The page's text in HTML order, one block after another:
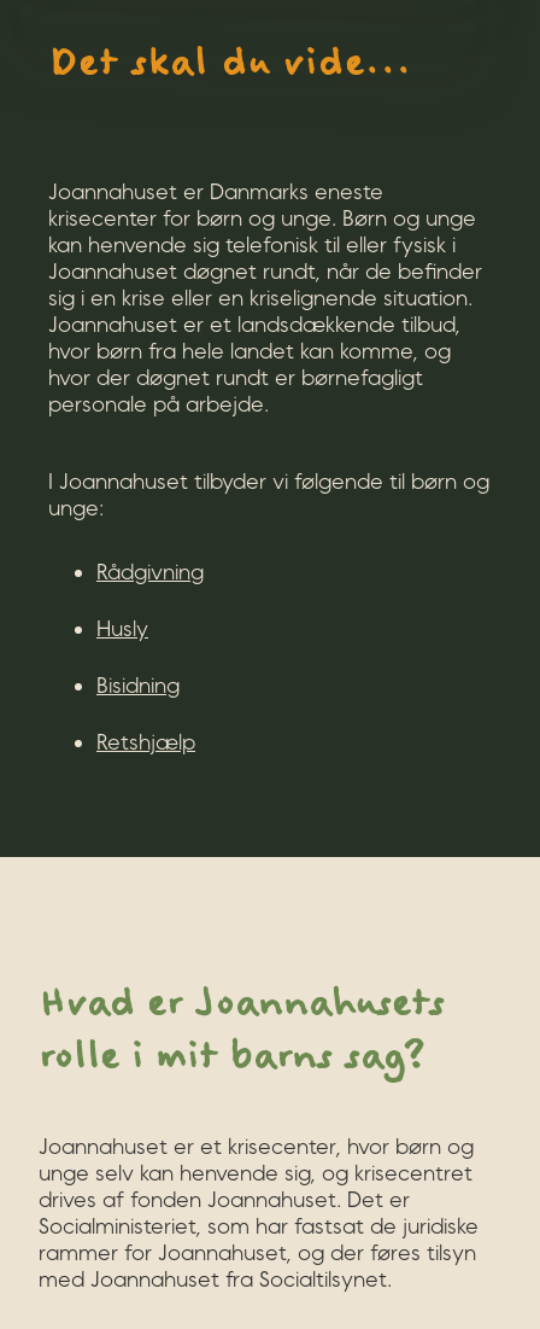
Det skal du vide...
Joannahuset er Danmarks eneste
krisecenter for børn og unge. Børn og unge
kan henvende sig telefonisk til eller fysisk i
Joannahuset døgnet rundt, når de befinder
sig i en krise eller en kriselignende situation.
Joannahuset er et landsdækkende tilbud,
hvor børn fra hele landet kan komme, og
hvor der døgnet rundt er børnefagligt
personale på arbejde.
I Joannahuset tilbyder vi følgende til børn og
unge:
Rådgivning
Husly
Bisidning
Retshjælp
Hvad er Joannahusets
rolle i mit barns sag?
Joannahuset er et krisecenter, hvor børn og
unge selv kan henvende sig, og krisecentret
drives af fonden Joannahuset. Det er
Socialministeriet, som har fastsat de juridiske
rammer for Joannahuset, og der føres tilsyn
med Joannahuset fra Socialtilsynet.